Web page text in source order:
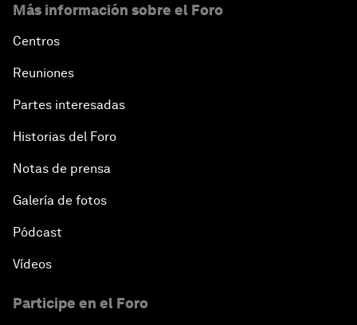
Más información sobre el Foro
Centros
Reuniones
Partes interesadas
Historias del Foro
Notas de prensa
Galería de fotos
Pódcast
Vídeos
Participe en el Foro